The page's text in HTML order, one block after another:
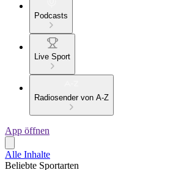
Podcasts
Live Sport
Radiosender von A-Z
App öffnen
Alle Inhalte
Beliebte Sportarten